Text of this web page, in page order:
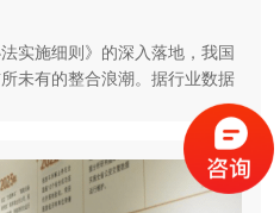
实施细则》的深入落地，我国
未有的整合浪潮。据行业数据